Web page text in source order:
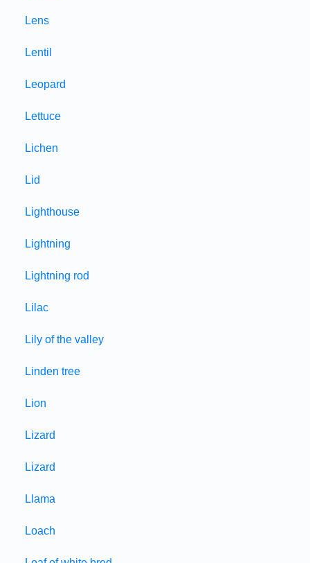
Lens
Lentil
Leopard
Lettuce
Lichen
Lid
Lighthouse
Lightning
Lightning rod
Lilac
Lily of the valley
Linden tree
Lion
Lizard
Lizard
Llama
Loach